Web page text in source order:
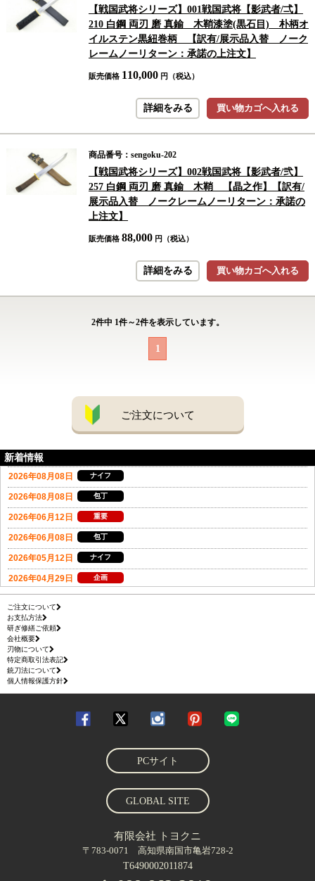
【戦国武将シリーズ】001戦国武将【影武者/弌】
210 白鋼 両刃 磨 真鍮 木鞘漆塗(黒石目) 朴柄オ
イルステン黒紐巻柄 【訳有/展示品入替 ノーク
レームノーリターン：承諾の上注文】
販売価格 110,000 円（税込）
買い物カゴへ入れる
詳細をみる
商品番号：sengoku-202
【戦国武将シリーズ】002戦国武将【影武者/弐】
257 白鋼 両刃 磨 真鍮 木鞘 【晶之作】【訳有/
展示品入替 ノークレームノーリターン：承諾の
上注文】
販売価格 88,000 円（税込）
買い物カゴへ入れる
詳細をみる
2件中 1件～2件を表示しています。
1
ご注文について
新着情報
ご注文について
お支払方法
研ぎ修繕ご依頼
会社概要
刃物について
特定商取引法表記
銃刀法について
個人情報保護方針
PCサイト
GLOBAL SITE
有限会社 トヨクニ
〒783-0071 高知県南国市亀岩728-2
T6490002011874